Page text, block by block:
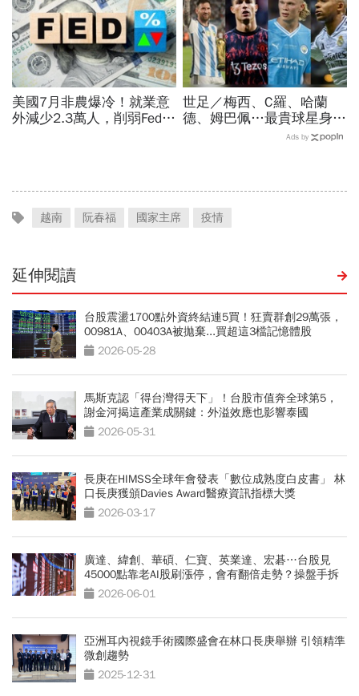
美國7月非農爆冷！就業意
外減少2.3萬人，削弱Fed升
世足／梅西、C羅、哈蘭
德、姆巴佩…最貴球星身價
73億！選手排行出爐，法
Ads by
越南 阮春福 國家主席 疫情
延伸閱讀
台股震盪1700點外資終結連5買！狂賣群創29萬張，
00981A、00403A被拋棄...買超這3檔記憶體股
2026-05-28
馬斯克認「得台灣得天下」！台股市值奔全球第5，
謝金河揭這產業成關鍵：外溢效應也影響泰國
2026-05-31
長庚在HIMSS全球年會發表「數位成熟度白皮書」 林
口長庚獲頒Davies Award醫療資訊指標大獎
2026-03-17
廣達、緯創、華碩、仁寶、英業達、宏碁…台股見
45000點靠老AI股刷漲停，會有翻倍走勢？操盤手拆
解 2026-06-01
亞洲耳內視鏡手術國際盛會在林口長庚舉辦 引領精準
微創趨勢
2025-12-31